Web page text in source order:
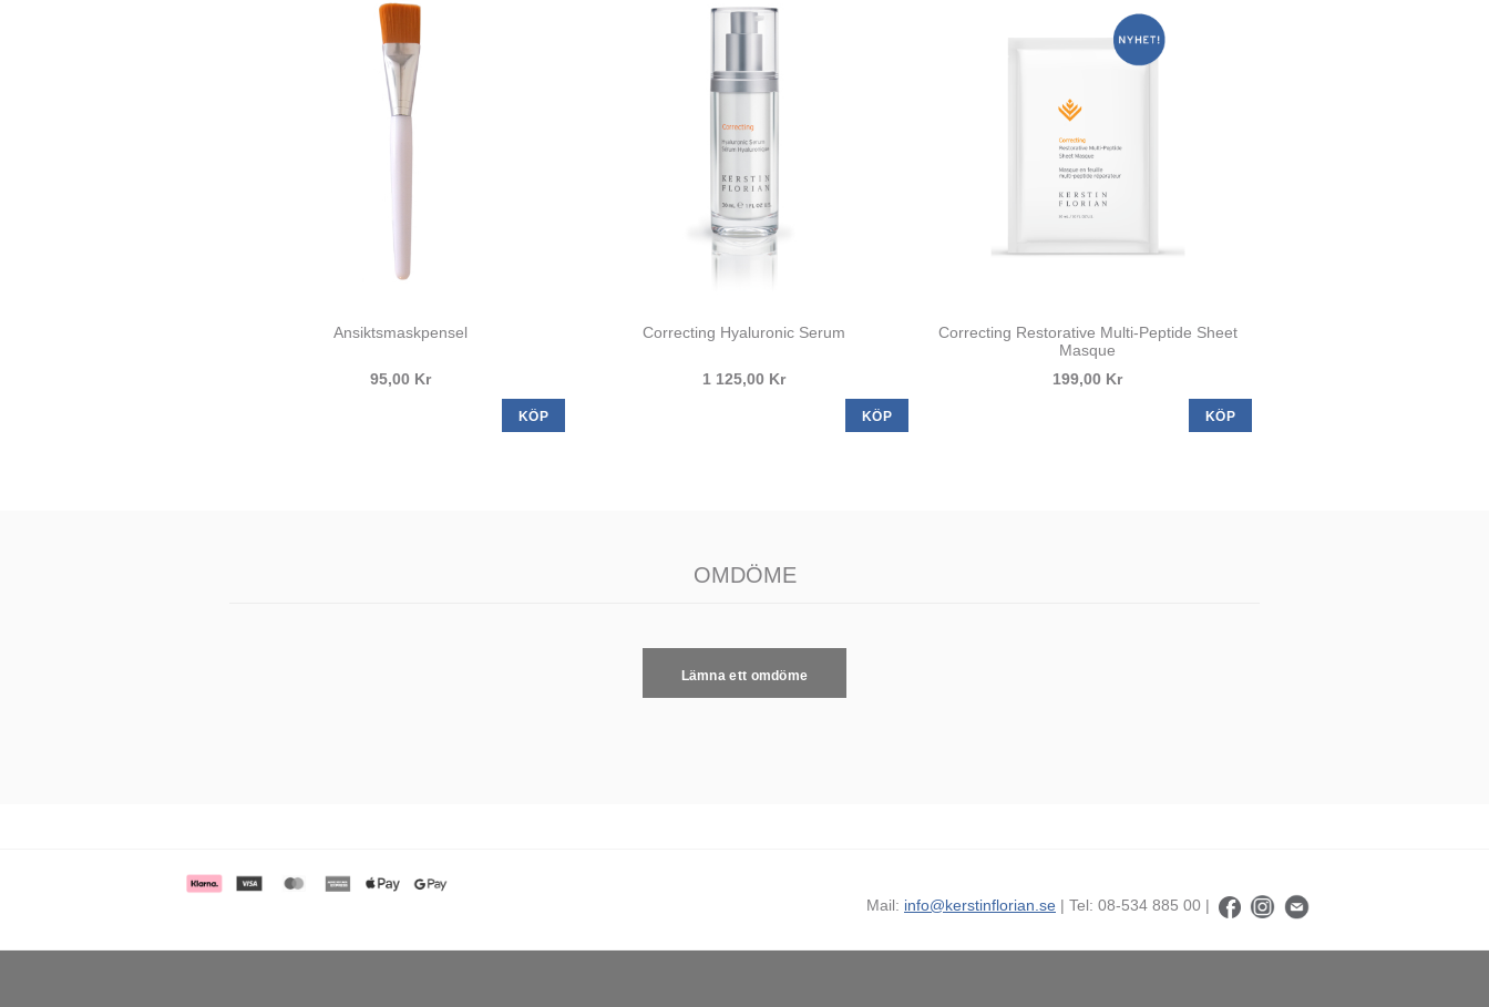
Ansiktsmaskpensel
95,00 Kr
KÖP
Correcting Hyaluronic Serum
1 125,00 Kr
KÖP
Correcting Restorative Multi-Peptide Sheet
Masque
199,00 Kr
KÖP
OMDÖME
Lämna ett omdöme
Mail: info@kerstinflorian.se | Tel: 08-534 885 00 |